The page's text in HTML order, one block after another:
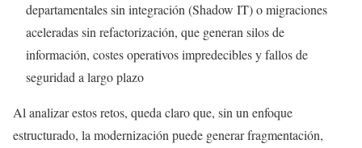
departamentales sin integración (Shadow IT) o migraciones
aceleradas sin refactorización, que generan silos de
información, costes operativos impredecibles y fallos de
seguridad a largo plazo
Al analizar estos retos, queda claro que, sin un enfoque
estructurado, la modernización puede generar fragmentación,